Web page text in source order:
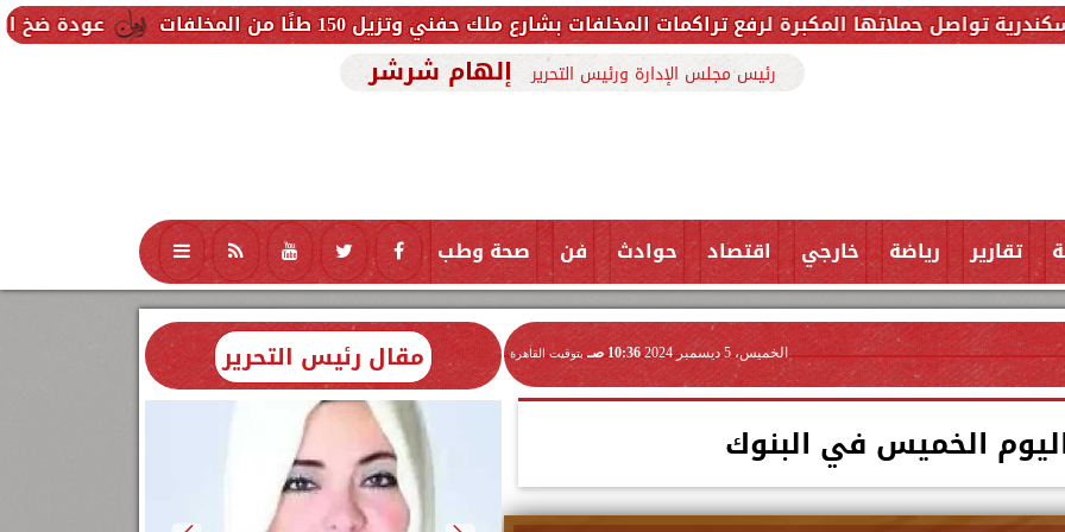
عودة ضخ المياه تدريجيًا لرفع تراكمات المخلفات بشارع ملك حفني وتزيل 150 طنًا من المخلفات
رئيس مجلس الإدارة ورئيس التحرير إلهام شرشر
تقارير رياضة خارجي اقتصاد حوادث فن صحة وطب تكنولوجيا منوعات محافظات
الخميس، 5 ديسمبر 2024 10:36 صـ بتوقيت القاهرة
الخميس في البنوك
مقال رئيس التحرير